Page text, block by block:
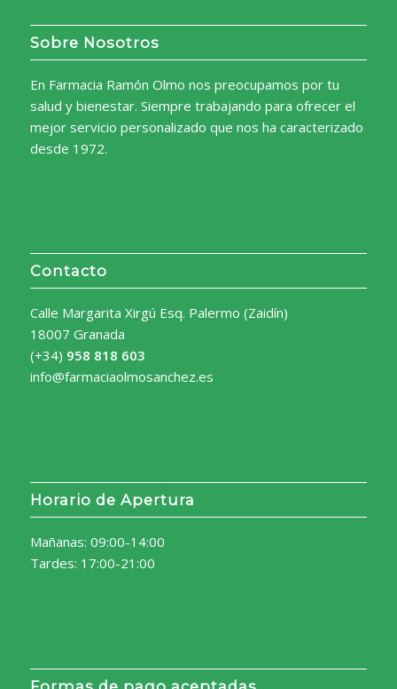
Sobre Nosotros
En Farmacia Ramón Olmo nos preocupamos por tu
salud y bienestar. Siempre trabajando para ofrecer el
mejor servicio personalizado que nos ha caracterizado
desde 1972.
Contacto
Calle Margarita Xirgú Esq. Palermo (Zaidín)
18007 Granada
(+34) 958 818 603
info@farmaciaolmosanchez.es
Horario de Apertura
Mañanas: 09:00-14:00
Tardes: 17:00-21:00